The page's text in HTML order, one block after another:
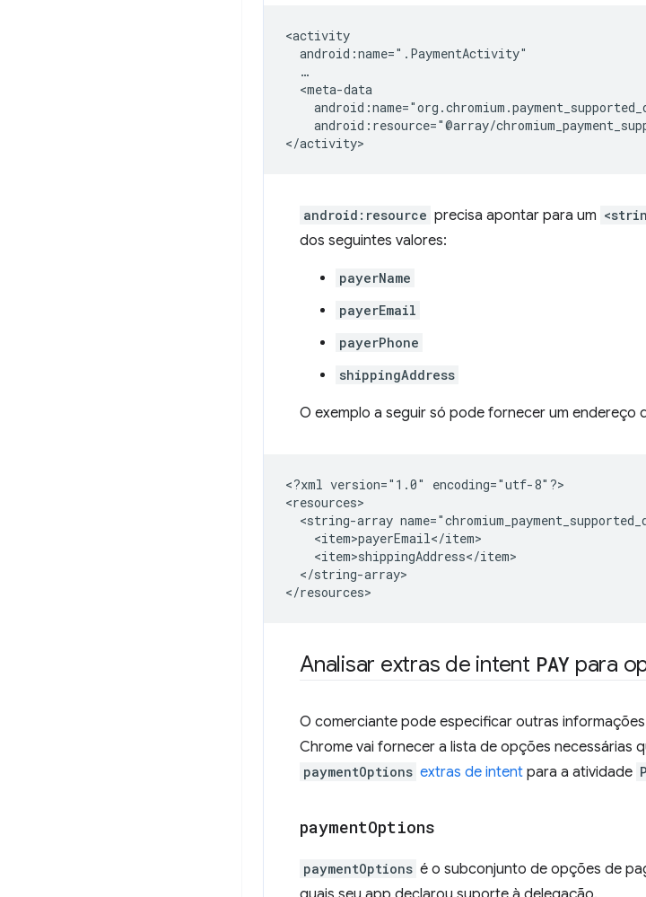
android:resource="@array/
android:resource precisa apontar para um
dos seguintes valores:
payerName
payerEmail
payerPhone
shippingAddress
O exemplo a seguir só pode fornecer um
<?xml version="1.0"
encoding="utf-8"?>
<string-array
</string-array>
Analisar extras de intent PAY para
O comerciante pode especificar outras
Chrome vai fornecer a lista de opções necessárias
paymentOptions extras de intent para a atividade
paymentOptions
paymentOptions é o subconjunto de opções de